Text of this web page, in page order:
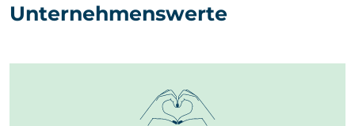
Unternehmenswerte